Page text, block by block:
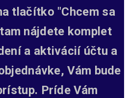
tlačítko "Chcem sa
nájdete komplet
a aktivácií účtu a
Vám bude
Príde Vám